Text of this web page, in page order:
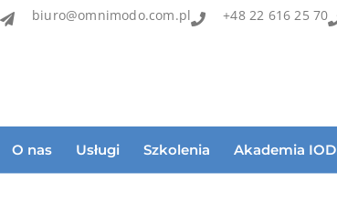
biuro@omnimodo.com.pl +48 22 616 25 70
O nas Usługi Szkolenia Akademia IOD